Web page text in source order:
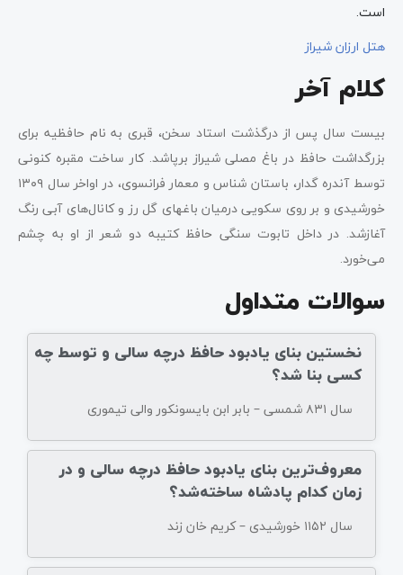
است.
هتل ارزان شیراز
کلام آخر
بیست سال پس از درگذشت استاد سخن، قبری به نام حافظیه برای
بزرگداشت حافظ در باغ مصلی شیراز برپاشد. کار ساخت مقبره کنونی
توسط آندره گدار، باستان شناس و معمار فرانسوی، در اواخر سال ۱۳۰۹
خورشیدی و بر روی سکویی درمیان باغ‎های گل رز و کانال‌های آبی رنگ
آغاز‌شد. در داخل تابوت سنگی حافظ کتیبه دو شعر از او به چشم
می‌خورد.
سوالات متداول
نخستین بنای یادبود حافظ درچه سالی و توسط چه
کسی بنا شد؟
سال ۸۳۱ شمسی – بابر ابن بایسونکور والی تیموری
معروف‌ترین بنای یادبود حافظ درچه سالی و در
زمان کدام پادشاه ساخته‌شد؟
سال ۱۱۵۲ خورشیدی – کریم خان زند